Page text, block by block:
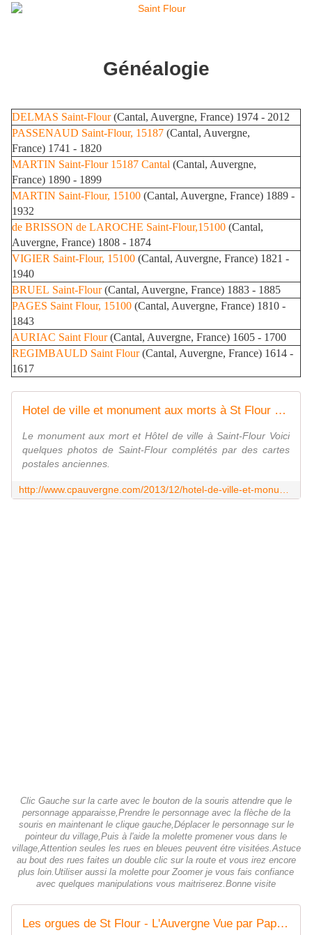
Généalogie
DELMAS Saint-Flour(Cantal, Auvergne, France) 1974 - 2012
PASSENAUD Saint-Flour, 15187 (Cantal, Auvergne,
France) 1741 - 1820
MARTIN Saint-Flour 15187 Cantal (Cantal, Auvergne,
France) 1890 - 1899
MARTIN Saint-Flour, 15100 (Cantal, Auvergne, France) 1889 -
1932
de BRISSON de LAROCHE Saint-Flour,15100 (Cantal,
Auvergne, France) 1808 - 1874
VIGIER Saint-Flour, 15100 (Cantal, Auvergne, France) 1821 -
1940
BRUEL Saint-Flour(Cantal, Auvergne, France) 1883 - 1885
PAGES Saint Flour, 15100 (Cantal, Auvergne, France) 1810 -
1843
AURIAC Saint Flour(Cantal, Auvergne, France) 1605 - 1700
REGIMBAULD Saint Flour(Cantal, Auvergne, France) 1614 -
1617
Hotel de ville et monument aux morts à St Flour - L'Auvergne Vue par Papou Poustache
Le monument aux mort et Hôtel de ville à Saint-Flour Voici
quelques photos de Saint-Flour complétés par des cartes
postales anciennes.
Clic Gauche sur la carte avec le bouton de la souris attendre que le
personnage apparaisse,Prendre le personnage avec la flèche de la
souris en maintenant le clique gauche,Déplacer le personnage sur le
pointeur du village,Puis à l'aide la molette promener vous dans le
village,Attention seules les rues en bleues peuvent étre visitées.Astuce
au bout des rues faites un double clic sur la route et vous irez encore
plus loin.Utiliser aussi la molette pour Zoomer je vous fais confiance
avec quelques manipulations vous maitriserez.Bonne visite
Les orgues de St Flour - L'Auvergne Vue par Papou Poustache